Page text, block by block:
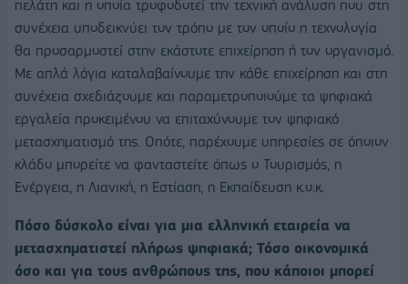
πελάτη και η οποία τροφοδοτεί την τεχνική ανάλυση που στη
συνέχεια υποδεικνύει τον τρόπο με τον οποίο η τεχνολογία
θα προσαρμοστεί στην εκάστοτε επιχείρηση ή τον οργανισμό.
Με απλά λόγια καταλαβαίνουμε την κάθε επιχείρηση και στη
συνέχεια σχεδιάζουμε και παραμετροποιούμε τα ψηφιακά
εργαλεία προκειμένου να επιταχύνουμε τον ψηφιακό
μετασχηματισμό της. Οπότε, παρέχουμε υπηρεσίες σε όποιον
κλάδο μπορείτε να φανταστείτε όπως ο Τουρισμός, η
Ενέργεια, η Λιανική, η Εστίαση, η Εκπαίδευση κ.ο.κ.
Πόσο δύσκολο είναι για μια ελληνική εταιρεία να
μετασχηματιστεί πλήρως ψηφιακά; Τόσο οικονομικά
όσο και για τους ανθρώπους της, που κάποιοι μπορεί